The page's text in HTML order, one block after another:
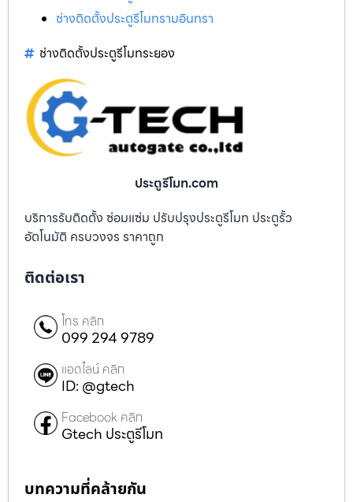
ช่างติดตั้งประตูรีโมทรามอินทรา
ช่างติดตั้งประตูรีโมทระยอง
ประตูรีโมท.com
บริการรับติดตั้ง ซ่อมแซ่ม ปรับปรุงประตูรีโมท ประตูรั้ว
อัตโนมัติ ครบวงจร ราคาถูก
ติดต่อเรา
โทร คลิก
099 294 9789
แอดไลน์ คลิก
ID: @gtech
Facebook คลิก
Gtech ประตูรีโมท
บทความที่คล้ายกัน